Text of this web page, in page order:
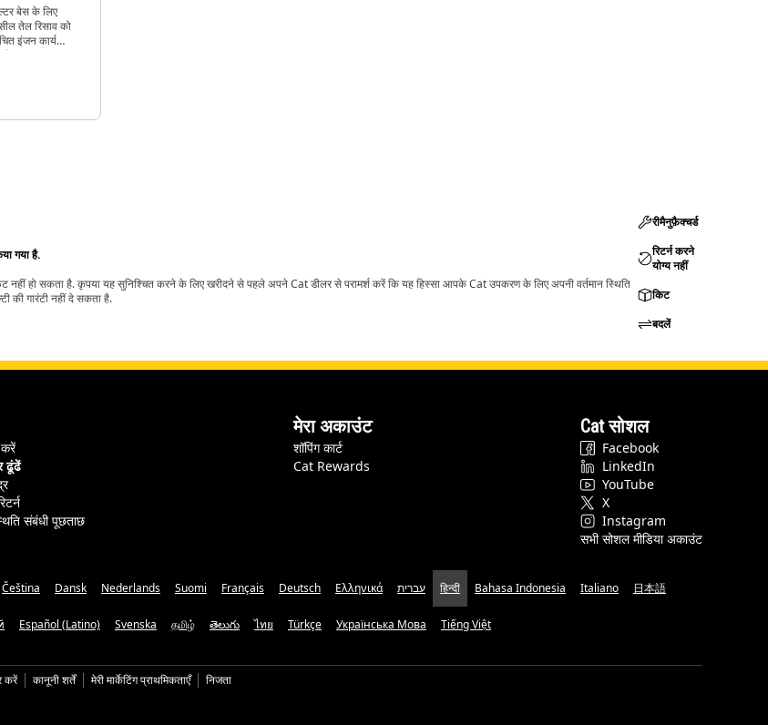
बेस के लिए
तेल रिसाव को
इंजन कार्य
है
गया है.
हो सकता है. कृपया यह सुनिश्चित करने के लिए खरीदने से पहले अपने Cat डीलर से परामर्श करें कि यह हिस्सा आपके Cat उपकरण के लिए अपनी वर्तमान स्थिति
की गारंटी नहीं दे सकता है.
रीमैनुफ़ैक्चर्ड
रिटर्न करने
योग्य नहीं
किट
बदलें
ढूंढें
संबंधी पूछताछ
मेरा अकाउंट
शॉपिंग कार्ट
Cat Rewards
Cat सोशल
Facebook
LinkedIn
YouTube
X
Instagram
सभी सोशल मीडिया अकाउंट
Čeština Dansk Nederlands Suomi Français Deutsch Ελληνικά עברית हिन्दी Bahasa Indonesia Italiano 日本語
Español (Latino) Svenska தமிழ் తెలుగు ไทย Türkçe Українська Мова Tiếng Việt
करें कानूनी शर्तें मेरी मार्केटिंग प्राथमिकताएँ निजता